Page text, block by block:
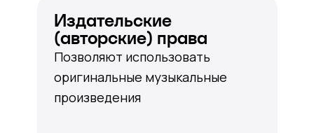
Издательские
(авторские) права
Позволяют использовать
оригинальные музыкальные
произведения